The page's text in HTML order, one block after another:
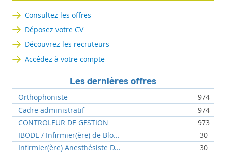
Consultez les offres
Déposez votre CV
Découvrez les recruteurs
Accédez à votre compte
Les dernières offres
Orthophoniste
974
Cadre administratif
974
CONTROLEUR DE GESTION
973
IBODE / Infirmier(ère) de Blo...
30
Infirmier(ère) Anesthésiste D...
30